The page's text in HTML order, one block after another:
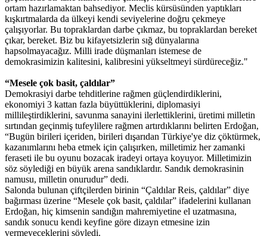
ortam hazırlamaktan bahsediyor. Meclis kürsüsünden yaptıkları
kışkırtmalarda da ülkeyi kendi seviyelerine doğru çekmeye
çalışıyorlar. Bu topraklardan darbe çıkmaz, bu topraklardan bereket
çıkar, bereket. Biz bu kifayetsizlerin sığ dünyalarına
hapsolmayacağız. Milli irade düşmanları istemese de
demokrasimizin kalitesini, kalibresini yükseltmeyi sürdüreceğiz."
“Mesele çok basit, çaldılar”
Demokrasiyi darbe tehditlerine rağmen güçlendirdiklerini,
ekonomiyi 3 kattan fazla büyüttüklerini, diplomasiyi
millileştirdiklerini, savunma sanayini ilerlettiklerini, üretimi milletin
sırtından geçinmiş tufeylilere rağmen artırdıklarını belirten Erdoğan,
“Bugün birileri içeriden, birileri dışarıdan Türkiye'ye diz çöktürmek,
kazanımlarını heba etmek için çalışırken, milletimiz her zamanki
feraseti ile bu oyunu bozacak iradeyi ortaya koyuyor. Milletimizin
söz söylediği en büyük arena sandıklardır. Sandık demokrasinin
namusu, milletin onurudur” dedi.
Salonda bulunan çiftçilerden birinin “Çaldılar Reis, çaldılar” diye
bağırması üzerine “Mesele çok basit, çaldılar” ifadelerini kullanan
Erdoğan, hiç kimsenin sandığın mahremiyetine el uzatmasına,
sandık sonucu kendi keyfine göre dizayn etmesine izin
vermeyeceklerini söyledi.